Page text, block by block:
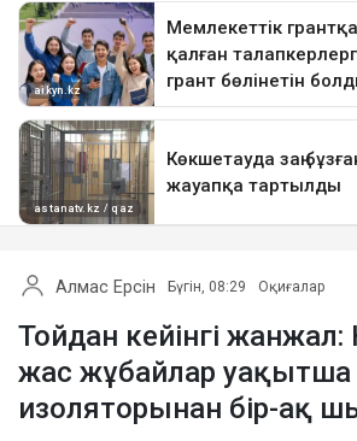
Алмас Ерсін Бүгін, 08:29 Оқиғалар
Тойдан кейінгі
жас жұбайлар уақытша
изоляторынан бір-ақ